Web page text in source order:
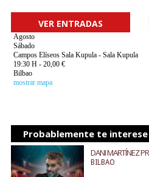
VER ENTRADAS
Agosto
Sábado
Campos Elíseos Sala Kupula - Sala Kupula
19:30 H - 20,00 €
Bilbao
mostrar mapa
Probablemente te interese
DANI MARTÍNEZ
BILBAO